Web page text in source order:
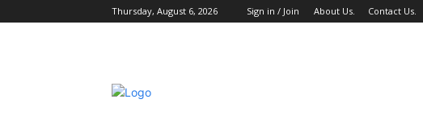
Thursday, August 6, 2026 Sign in / Join About Us. Contact Us.